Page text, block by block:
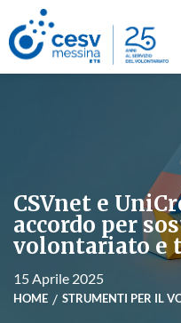
CSVnet e
accordo per
volontariato e
15 Aprile 2025
HOME STRUMENTI PER IL